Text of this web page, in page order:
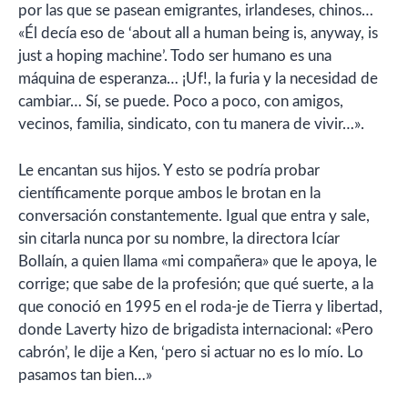
por las que se pasean emigrantes, irlandeses, chinos…
«Él decía eso de ‘about all a human being is, anyway, is
just a hoping machine’. Todo ser humano es una
máquina de esperanza… ¡Uf!, la furia y la necesidad de
cambiar… Sí, se puede. Poco a poco, con amigos,
vecinos, familia, sindicato, con tu manera de vivir…».
Le encantan sus hijos. Y esto se podría probar
científicamente porque ambos le brotan en la
conversación constantemente. Igual que entra y sale,
sin citarla nunca por su nombre, la directora Icíar
Bollaín, a quien llama «mi compañera» que le apoya, le
corrige; que sabe de la profesión; que qué suerte, a la
que conoció en 1995 en el roda-je de Tierra y libertad,
donde Laverty hizo de brigadista internacional: «Pero
cabrón’, le dije a Ken, ‘pero si actuar no es lo mío. Lo
pasamos tan bien…»